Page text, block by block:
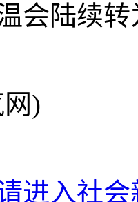
会陆续
)
进入社会